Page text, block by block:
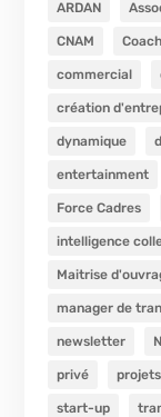
ARDAN
CNAM
commercial
création
dynamique
entertainment
Force Cadres
intelligence
Maitrise
manager de
newsletter
privé projets
start-up